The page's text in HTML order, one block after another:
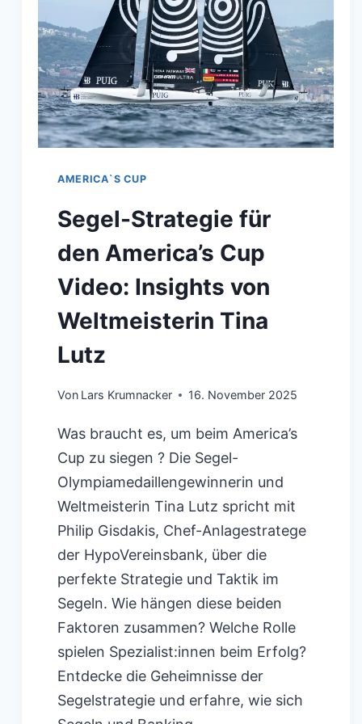
AMERICA`S CUP
Segel-Strategie für
den America’s Cup
Video: Insights von
Weltmeisterin Tina
Lutz
Von Lars Krumnacker 16. November 2025
Was braucht es, um beim America’s
Cup zu siegen ? Die Segel-
Olympiamedaillengewinnerin und
Weltmeisterin Tina Lutz spricht mit
Philip Gisdakis, Chef-Anlagestratege
der HypoVereinsbank, über die
perfekte Strategie und Taktik im
Segeln. Wie hängen diese beiden
Faktoren zusammen? Welche Rolle
spielen Spezialist:innen beim Erfolg?
Entdecke die Geheimnisse der
Segelstrategie und erfahre, wie sich